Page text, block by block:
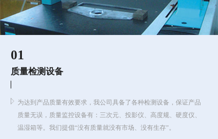
01
质量检测设备
为达到产品质量有效要求，我公司具备了各种检测设备，保证产品
质量无误，质量监控设备有：三次元、投影仪、高度规、硬度仪、
温湿箱等。我们提倡“没有质量就没有市场、没有生存”。